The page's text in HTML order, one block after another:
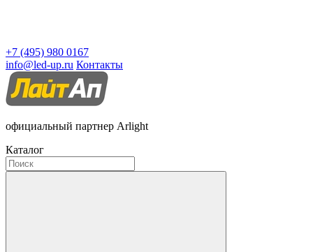
+7 (495) 980 0167
info@led-up.ru Контакты
официальный партнер Arlight
Каталог